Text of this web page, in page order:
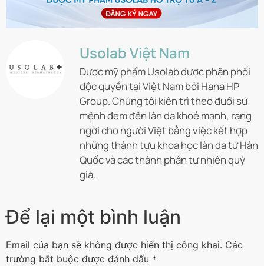
Usolab Việt Nam
Dược mỹ phẩm Usolab được phân phối
độc quyền tại Việt Nam bởi Hana HP
Group. Chúng tôi kiên trì theo đuổi sứ
mệnh đem đến làn da khoẻ mạnh, rạng
ngời cho người Việt bằng việc kết hợp
những thành tựu khoa học làn da từ Hàn
Quốc và các thành phần tự nhiên quý
giá.
Để lại một bình luận
Email của bạn sẽ không được hiển thị công khai. Các
trường bắt buộc được đánh dấu *